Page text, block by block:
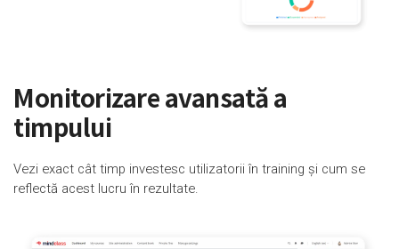
Monitorizare avansată a
timpului
Vezi exact cât timp investesc utilizatorii în training și cum se
reflectă acest lucru în rezultate.